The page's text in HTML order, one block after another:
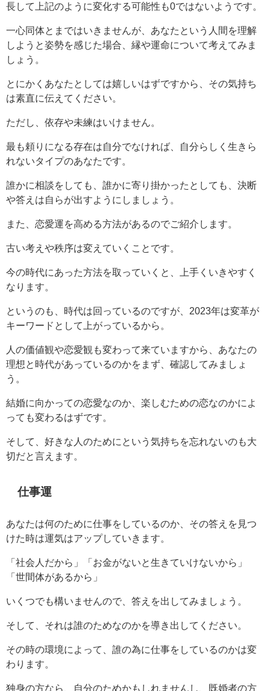
長して上記のように変化する可能性も0ではないようです。
一心同体とまではいきませんが、あなたという人間を理解
しようと姿勢を感じた場合、縁や運命について考えてみま
しょう。
とにかくあなたとしては嬉しいはずですから、その気持ち
は素直に伝えてください。
ただし、依存や未練はいけません。
最も頼りになる存在は自分でなければ、自分らしく生きら
れないタイプのあなたです。
誰かに相談をしても、誰かに寄り掛かったとしても、決断
や答えは自らが出すようにしましょう。
また、恋愛運を高める方法があるのでご紹介します。
古い考えや秩序は変えていくことです。
今の時代にあった方法を取っていくと、上手くいきやすく
なります。
というのも、時代は回っているのですが、2023年は変革が
キーワードとして上がっているから。
人の価値観や恋愛観も変わって来ていますから、あなたの
理想と時代があっているのかをまず、確認してみましょ
う。
結婚に向かっての恋愛なのか、楽しむための恋なのかによ
っても変わるはずです。
そして、好きな人のためにという気持ちを忘れないのも大
切だと言えます。
仕事運
あなたは何のために仕事をしているのか、その答えを見つ
けた時は運気はアップしていきます。
「社会人だから」「お金がないと生きていけないから」
「世間体があるから」
いくつでも構いませんので、答えを出してみましょう。
そして、それは誰のためなのかを導き出してください。
その時の環境によって、誰の為に仕事をしているのかは変
わります。
独身の方なら、自分のためかもしれませんし、既婚者の方